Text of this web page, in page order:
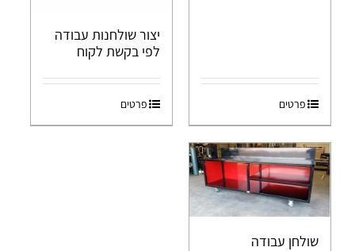
פרטים
יצור שולחנות עבודה
לפי בקשת לקוח
פרטים
שולחן עבודה